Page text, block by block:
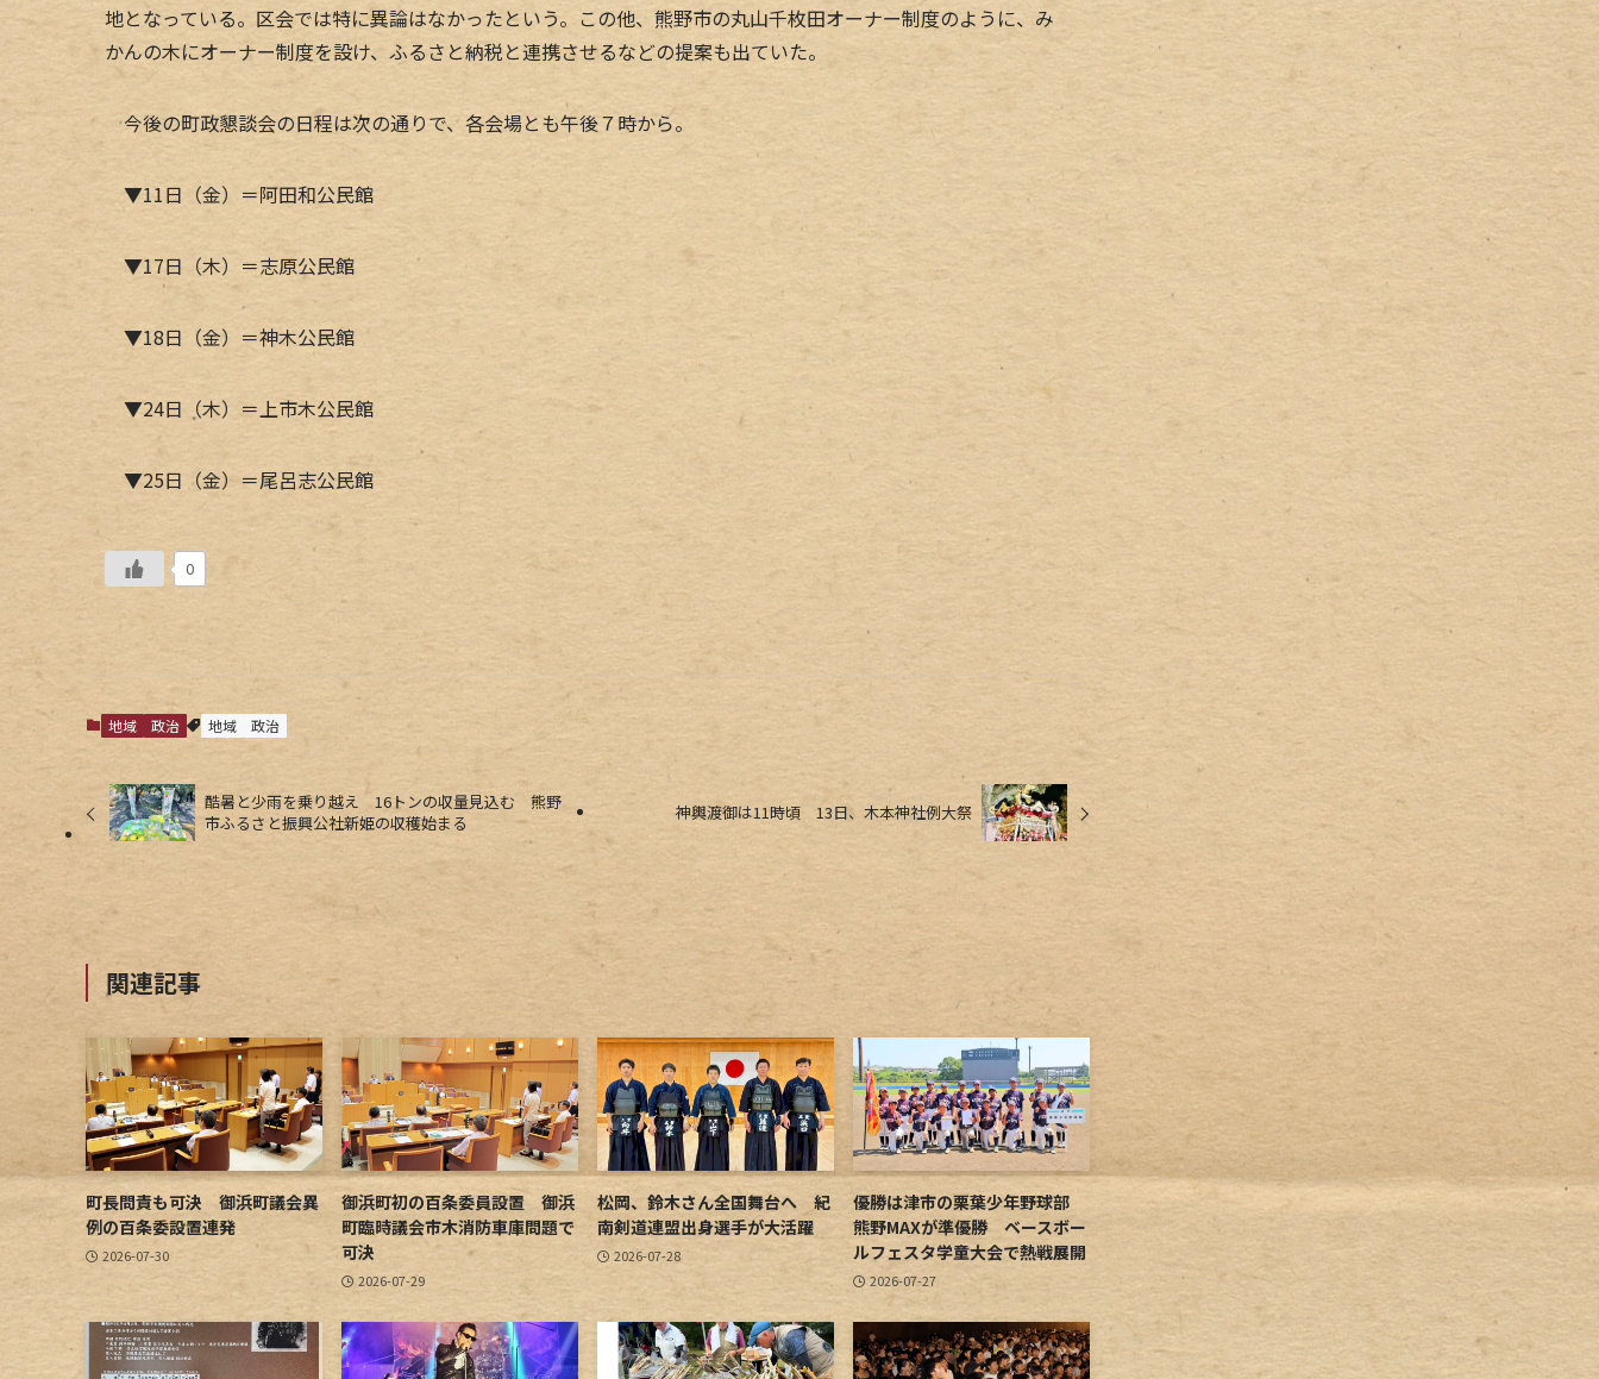
地となっている。区会では特に異論はなかったという。この他、熊野市の丸山千枚田オーナー制度のように、み
かんの木にオーナー制度を設け、ふるさと納税と連携させるなどの提案も出ていた。
今後の町政懇談会の日程は次の通りで、各会場とも午後７時から。
▼11日（金）＝阿田和公民館
▼17日（木）＝志原公民館
▼18日（金）＝神木公民館
▼24日（木）＝上市木公民館
▼25日（金）＝尾呂志公民館
0
地域 政治 地域 政治
酷暑と少雨を乗り越え 16トンの収量見込む 熊野
市ふるさと振興公社新姫の収穫始まる
神輿渡御は11時頃 13日、木本神社例大祭
関連記事
町長問責も可決 御浜町議会異
例の百条委設置連発
2026-07-30
御浜町初の百条委員設置 御浜
町臨時議会市木消防車庫問題で
可決
2026-07-29
松岡、鈴木さん全国舞台へ 紀
南剣道連盟出身選手が大活躍
2026-07-28
優勝は津市の栗葉少年野球部
熊野MAXが準優勝 ベースボー
ルフェスタ学童大会で熱戦展開
2026-07-27